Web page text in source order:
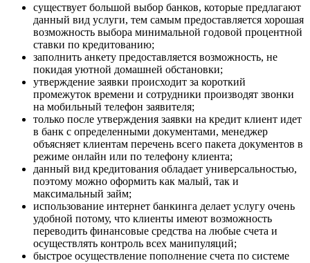
существует большой выбор банков, которые предлагают
данный вид услуги, тем самым предоставляется хорошая
возможность выбора минимальной годовой процентной
ставки по кредитованию;
заполнить анкету предоставляется возможность, не
покидая уютной домашней обстановки;
утверждение заявки происходит за короткий
промежуток времени и сотрудники производят звонки
на мобильный телефон заявителя;
только после утверждения заявки на кредит клиент идет
в банк с определенными документами, менеджер
объясняет клиентам перечень всего пакета документов в
режиме онлайн или по телефону клиента;
данный вид кредитования обладает универсальностью,
поэтому можно оформить как малый, так и
максимальный займ;
использование интернет банкинга делает услугу очень
удобной потому, что клиенты имеют возможность
переводить финансовые средства на любые счета и
осуществлять контроль всех манипуляций;
быстрое осуществление пополнение счета по системе